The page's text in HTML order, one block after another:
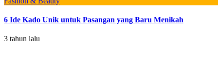
6 Ide Kado Unik untuk Pasangan yang Baru Menikah
3 tahun lalu